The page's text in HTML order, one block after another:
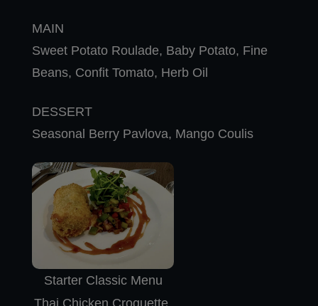
MAIN
Sweet Potato Roulade, Baby Potato, Fine
Beans, Confit Tomato, Herb Oil
DESSERT
Seasonal Berry Pavlova, Mango Coulis
Starter Classic Menu
Thai Chicken Croquette,